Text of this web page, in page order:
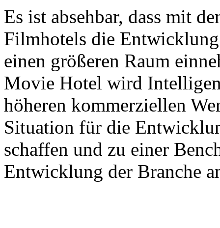
Es ist absehbar, dass mit
Filmhotels die
einen größeren Raum
Movie Hotel wird
höheren kommerziellen
Situation für die
schaffen und zu einer
Entwicklung der Branche